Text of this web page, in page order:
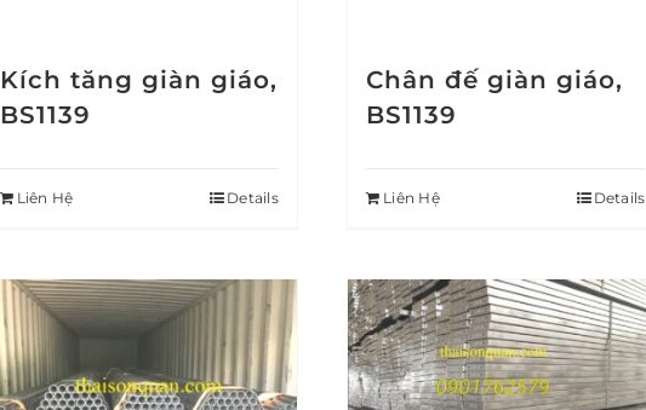
Kích tăng giàn giáo,
BS1139
Liên Hệ Details
Chân đế giàn giáo,
BS1139
Liên Hệ Details